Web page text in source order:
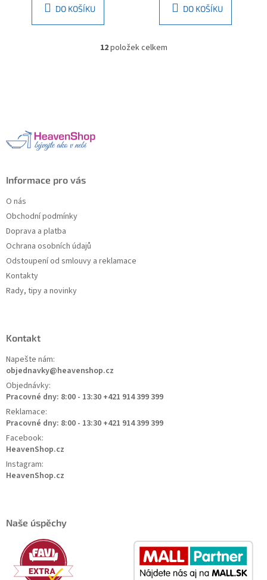
DO KOŠÍKU DO KOŠÍKU
O
u
12položek celkem
Informace pro vás
O nás
Obchodní podmínky
Doprava a platba
Ochrana osobních údajů
Odstoupení od smlouvy a reklamace
Kontakty
Rady, tipy a novinky
Kontakt
Napešte nám:
objednavky@heavenshop.cz
Objednávky:
Pracovné dny: 8:00 - 13:30 +421 914 399 399
Reklamace:
Pracovné dny: 8:00 - 13:30 +421 914 399 399
Facebook:
HeavenShop.cz
Instagram:
HeavenShop.cz
Naše úspěchy